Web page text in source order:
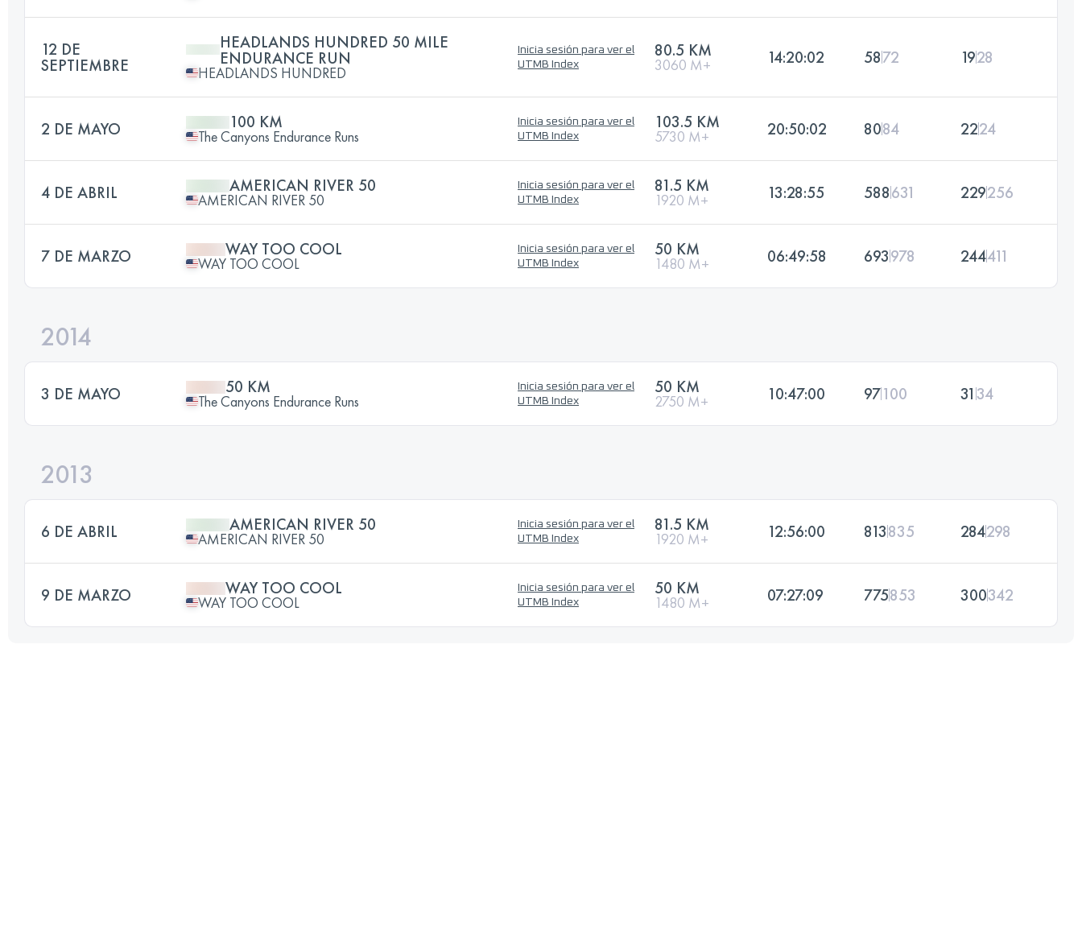
12 DE
SEPTIEMBRE
HEADLANDS HUNDRED 50 MILE
ENDURANCE RUN
HEADLANDS HUNDRED
Inicia sesión para ver el
UTMB Index
80.5 KM
3060 M+ 14:20:02 5872 1928
2 DE MAYO 100 KM
The Canyons Endurance Runs
Inicia sesión para ver el
UTMB Index
103.5 KM
5730 M+ 20:50:02 8084 2224
4 DE ABRIL AMERICAN RIVER 50
AMERICAN RIVER 50
Inicia sesión para ver el
UTMB Index
81.5 KM
1920 M+ 13:28:55 588631 229256
7 DE MARZO WAY TOO COOL
WAY TOO COOL
Inicia sesión para ver el
UTMB Index
50 KM
1480 M+ 06:49:58 693978 244411
2014
3 DE MAYO 50 KM
The Canyons Endurance Runs
Inicia sesión para ver el
UTMB Index
50 KM
2750 M+ 10:47:00 97100 3134
2013
6 DE ABRIL AMERICAN RIVER 50
AMERICAN RIVER 50
Inicia sesión para ver el
UTMB Index
81.5 KM
1920 M+ 12:56:00 813835 284298
9 DE MARZO WAY TOO COOL
WAY TOO COOL
Inicia sesión para ver el
UTMB Index
50 KM
1480 M+ 07:27:09 775853 300342